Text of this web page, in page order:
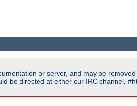
or server, and may be
be directed at either our IRC channel,